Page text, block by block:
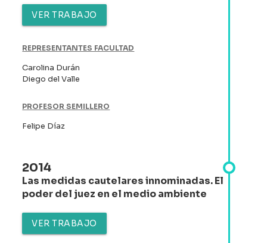
VER TRABAJO
REPRESENTANTES FACULTAD
Carolina Durán
Diego del Valle
PROFESOR SEMILLERO
Felipe Díaz
2014
Las medidas cautelares innominadas. El
poder del juez en el medio ambiente
VER TRABAJO